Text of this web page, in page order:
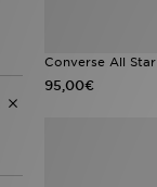
Converse All
95,00€